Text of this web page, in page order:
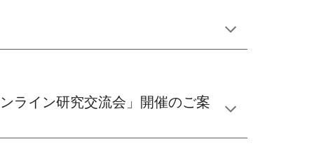
ライン研究交流会」開催のご案